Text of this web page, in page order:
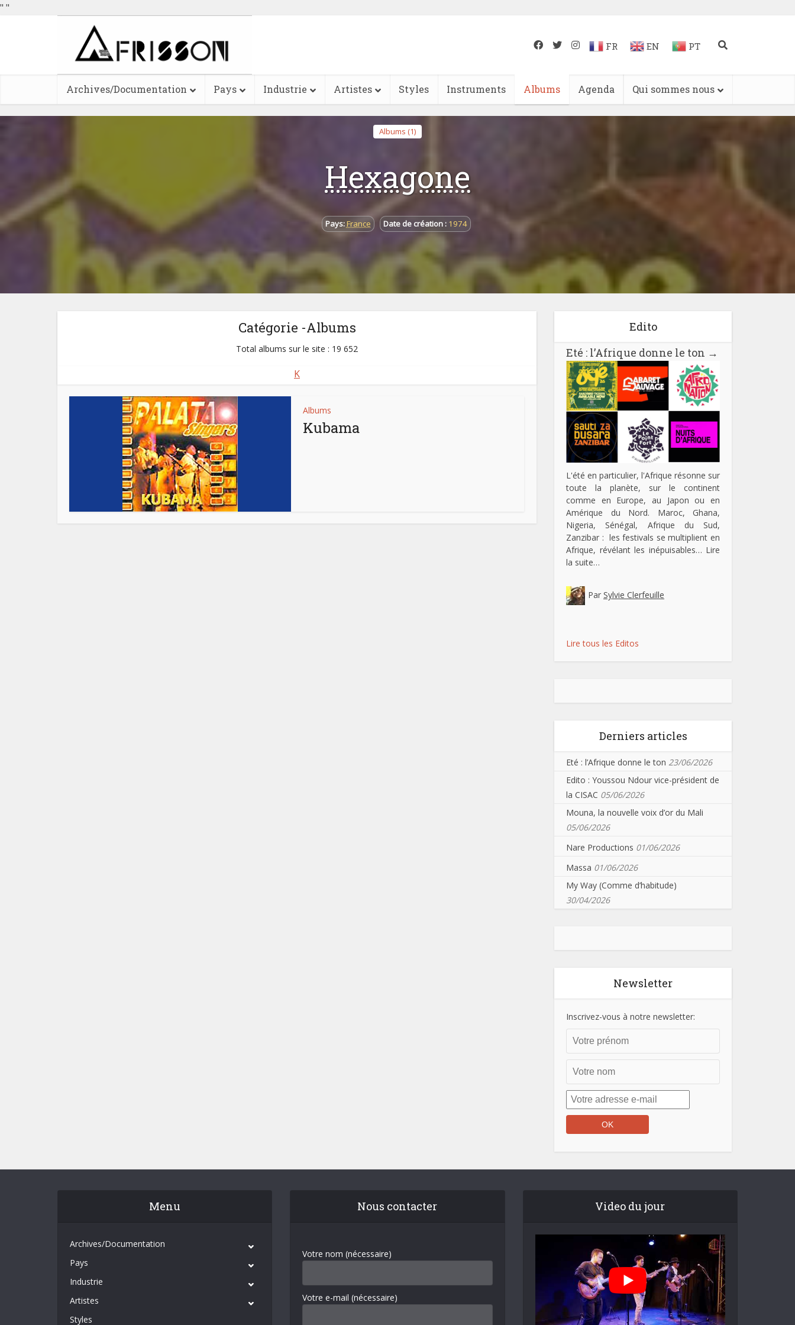
" "
FR EN PT
Archives/Documentation Pays Industrie Artistes Styles Instruments Albums Agenda Qui sommes nous
Albums (1)
Hexagone
Pays:France Date de création : 1974
Catégorie -Albums
Total albums sur le site : 19 652
K
Albums
Kubama
Edito
Eté : l’Afrique donne le ton →
L'été en particulier, l'Afrique résonne sur
toute la planète, sur le continent
comme en Europe, au Japon ou en
Amérique du Nord. Maroc, Ghana,
Nigeria, Sénégal, Afrique du Sud,
Zanzibar : les festivals se multiplient en
Afrique, révélant les inépuisables… Lire
la suite…
Par Sylvie Clerfeuille
Lire tous les Editos
Derniers articles
Eté : l’Afrique donne le ton 23/06/2026
Edito : Youssou Ndour vice-président de
la CISAC 05/06/2026
Mouna, la nouvelle voix d’or du Mali
05/06/2026
Nare Productions 01/06/2026
Massa 01/06/2026
My Way (Comme d’habitude)
30/04/2026
Newsletter
Inscrivez-vous à notre newsletter:
Menu
Archives/Documentation
Pays
Industrie
Artistes
Styles
Nous contacter
Votre nom (nécessaire)
Votre e-mail (nécessaire)
Video du jour